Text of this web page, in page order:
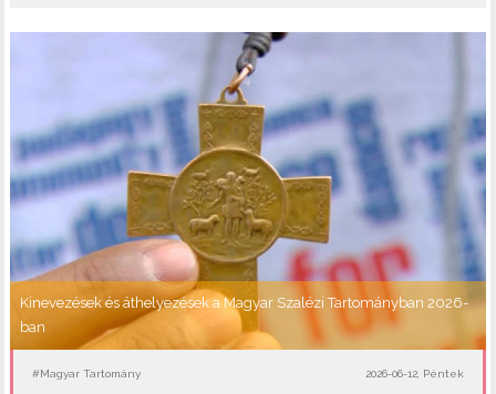
Kinevezések és áthelyezések a Magyar Szalézi Tartományban 2026-
ban
#Magyar Tartomány 2026-06-12, Péntek